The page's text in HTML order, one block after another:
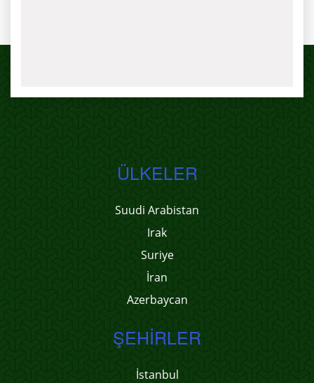
ÜLKELER
Suudi Arabistan
Irak
Suriye
İran
Azerbaycan
ŞEHIRLER
İstanbul